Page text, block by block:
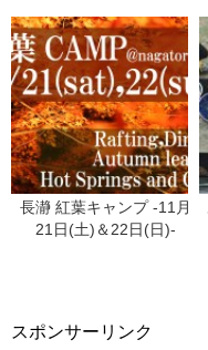
長瀞 紅葉キャンプ -11月
21日(土)＆22日(日)-
スポンサーリンク